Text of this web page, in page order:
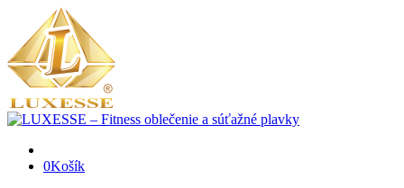
0Košík